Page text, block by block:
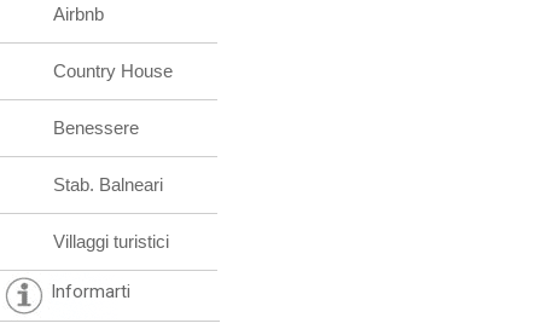
Airbnb
Country House
Benessere
Stab. Balneari
Villaggi turistici
Informarti